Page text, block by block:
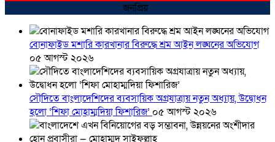
জনপ্রিয়
বোনাফাইড মশারি কারখানার বিরুদ্ধে শ্রম আইন লঙ্ঘনের অভিযোগ
০৫ আগস্ট ২০২৬
সৌদিতে বাংলাদেশিদের ব্যবসায়িক অগ্রযাত্রায় নতুন অধ্যায়, উদ্বোধন
হলো ‘শিফা মোহাম্মদিয়া ফিশারিজ’ ০৫ আগস্ট ২০২৬